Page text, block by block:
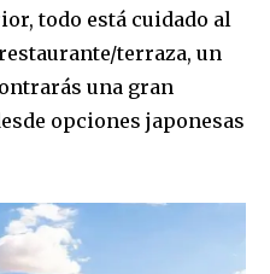
todo está cuidado al
terraza, un
una gran
opciones japonesas